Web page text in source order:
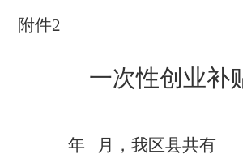
附件2
一次性创业补
年 月，我区县共有